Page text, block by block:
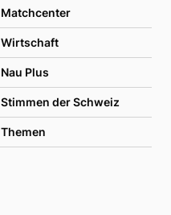
Matchcenter
Wirtschaft
Nau Plus
Stimmen der Schweiz
Themen